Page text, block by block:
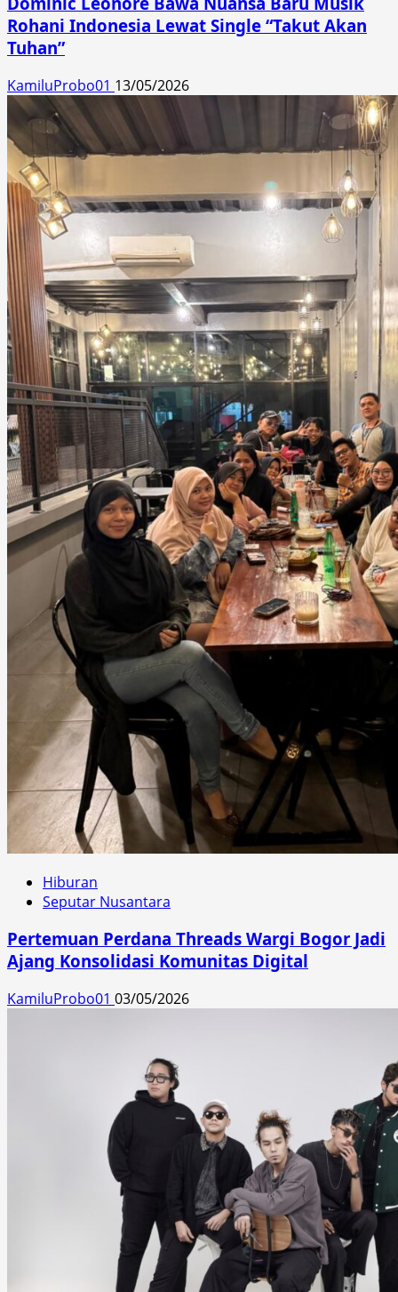
Rohani Indonesia Lewat Single “Takut Akan
Tuhan”
KamiluProbo01 13/05/2026
Hiburan
Seputar Nusantara
Pertemuan Perdana Threads Wargi Bogor Jadi
Ajang Konsolidasi Komunitas Digital
KamiluProbo01 03/05/2026